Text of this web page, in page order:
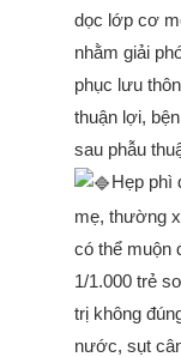
dọc lớp cơ
nhằm giải
phục lưu
thuận lợi,
sau phẫu
Hẹp phì
mẹ, thường
có thể muộn
1/1.000 trẻ
trị không
nước, sụt